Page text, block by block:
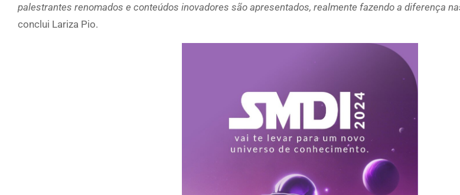
palestrantes renomados e conteúdos inovadores são apresentados, realmente fazendo a diferença
conclui Lariza Pio.